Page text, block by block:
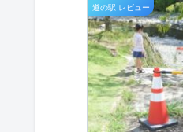
道の駅 レビュー